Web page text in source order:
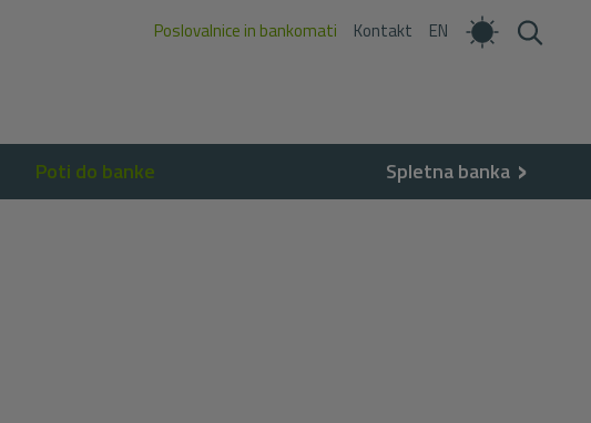
Poti do banke
Poslovalnice in bankomati Kontakt EN
Spletna banka